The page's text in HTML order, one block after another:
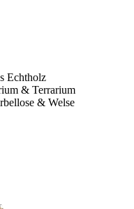
Echtholz
& Terrarium
& Welse